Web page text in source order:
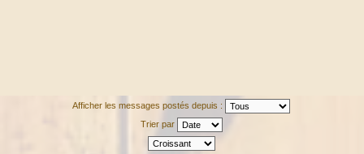
Afficher les messages postés depuis :
Trier par